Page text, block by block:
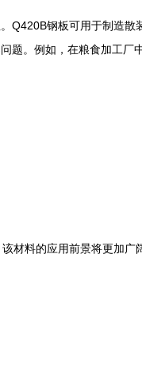
Q420B钢板可用于制造散
题。例如，在粮食加工厂
材料的应用前景将更加广